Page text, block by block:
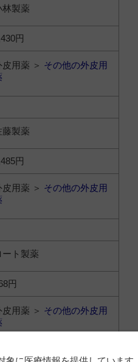
林製薬
円
皮用薬 ＞ その他の外皮用
藤製薬
円
皮用薬 ＞ その他の外皮用
ート製薬
円
皮用薬 ＞ その他の外皮用